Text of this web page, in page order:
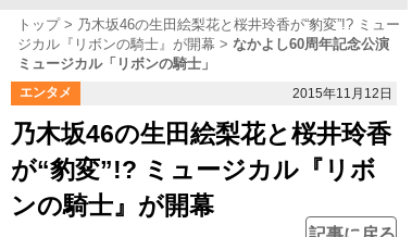
トップ
乃木坂46の生田絵梨花と桜井玲香が“豹変”!? ミュー
ジカル『リボンの騎士』が開幕
なかよし60周年記念公演
ミュージカル「リボンの騎士」
エンタメ 2015年11月12日
乃木坂46の生田絵梨花と桜井玲香
が“豹変”!? ミュージカル『リボ
ンの騎士』が開幕